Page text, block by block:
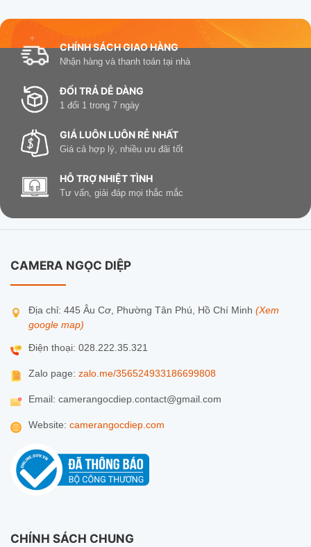
CHÍNH SÁCH GIAO HÀNG
Nhận hàng và thanh toán tại nhà
ĐỔI TRẢ DỄ DÀNG
1 đổi 1 trong 7 ngày
GIÁ LUÔN LUÔN RẺ NHẤT
Giá cả hợp lý, nhiều ưu đãi tốt
HỖ TRỢ NHIỆT TÌNH
Tư vấn, giải đáp mọi thắc mắc
CAMERA NGỌC DIỆP
Địa chỉ: 445 Âu Cơ, Phường Tân Phú, Hồ Chí Minh (Xem
google map)
Điện thoại: 028.222.35.321
Zalo page: zalo.me/356524933186699808
Email: camerangocdiep.contact@gmail.com
Website: camerangocdiep.com
CHÍNH SÁCH CHUNG